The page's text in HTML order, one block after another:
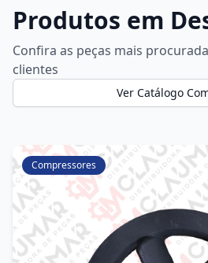
Produtos em
Confira as peças mais
clientes
Ver Catálogo
Compressores